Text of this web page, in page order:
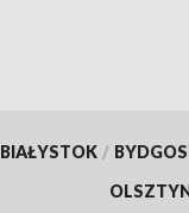
BIAŁYSTOK /